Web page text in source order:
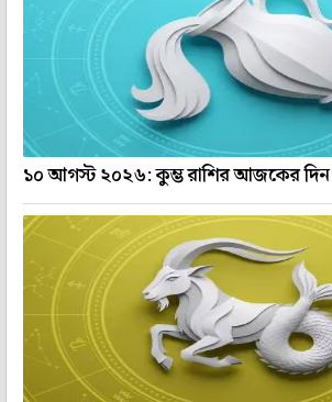
১০ আগস্ট ২০২৬: কুম্ভ রাশির আজকের দিন